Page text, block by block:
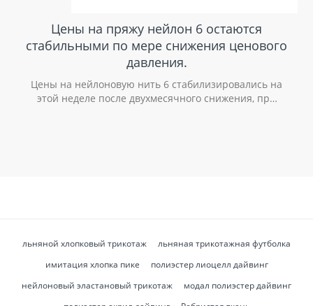
Цены на пряжу нейлон 6 остаются
стабильными по мере снижения ценового
давления.
Цены на нейлоновую нить 6 стабилизировались на
этой неделе после двухмесячного снижения, при
льняной хлопковый трикотаж
льняная трикотажная футболка
имитация хлопка пике
полиэстер лиоцелл дайвинг
нейлоновый эластановый трикотаж
модал полиэстер дайвинг